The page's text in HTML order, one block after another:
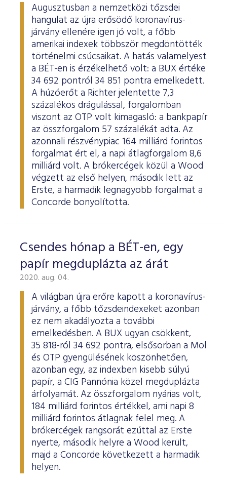
Augusztusban a nemzetközi tőzsdei
hangulat az újra erősödő koronavírus-
járvány ellenére igen jó volt, a főbb
amerikai indexek többször megdöntötték
történelmi csúcsaikat. A hatás valamelyest
a BÉT-en is érzékelhető volt: a BUX értéke
34 692 pontról 34 851 pontra emelkedett.
A húzóerőt a Richter jelentette 7,3
százalékos drágulással, forgalomban
viszont az OTP volt kimagasló: a bankpapír
az összforgalom 57 százalékát adta. Az
azonnali részvénypiac 164 milliárd forintos
forgalmat ért el, a napi átlagforgalom 8,6
milliárd volt. A brókercégek közül a Wood
végzett az első helyen, második lett az
Erste, a harmadik legnagyobb forgalmat a
Concorde bonyolította.
Csendes hónap a BÉT-en, egy
papír megduplázta az árát
2020. aug. 04.
A világban újra erőre kapott a koronavírus-
járvány, a főbb tőzsdeindexeket azonban
ez nem akadályozta a további
emelkedésben. A BUX ugyan csökkent,
35 818-ról 34 692 pontra, elsősorban a Mol
és OTP gyengülésének köszönhetően,
azonban egy, az indexben kisebb súlyú
papír, a CIG Pannónia közel megduplázta
árfolyamát. Az összforgalom nyárias volt,
184 milliárd forintos értékkel, ami napi 8
milliárd forintos átlagnak felel meg. A
brókercégek rangsorát ezúttal az Erste
nyerte, második helyre a Wood került,
majd a Concorde következett a harmadik
helyen.